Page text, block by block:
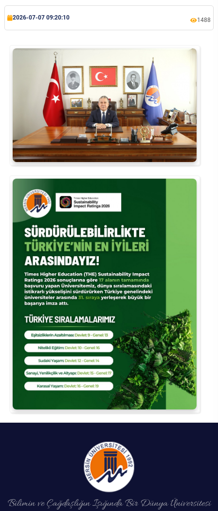
2026-07-07 09:20:10 1488
Bilimin ve Çağdaşlığın Işığında Bir Dünya Üniversitesi
Rehberlik ve Psikolojik Danışmanlık Uygulama ve Araştırma Merkezi
Sürdürülebilir Çevre Uygulama ve Araştırma Merkezi
Sürekli Eğitim Uygulama ve Araştırma Merkezi
Turizm Uygulama ve Araştırma Merkezi
Türkçe Öğretimi Uygulama ve Araştırma Merkezi
Uzaktan Eğitim Uygulama ve Araştırma Merkezi
Yörük Kültürü Uygulama ve Araştırma Merkezi